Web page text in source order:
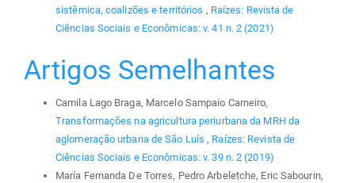
sistêmica, coalizões e territórios , Raízes: Revista de
Ciências Sociais e Econômicas: v. 41 n. 2 (2021)
Artigos Semelhantes
Camila Lago Braga, Marcelo Sampaio Carneiro,
Transformações na agricultura periurbana da MRH da
aglomeração urbana de São Luís, Raízes: Revista de
Ciências Sociais e Econômicas: v. 39 n. 2 (2019)
María Fernanda De Torres, Pedro Arbeletche, Eric Sabourin,